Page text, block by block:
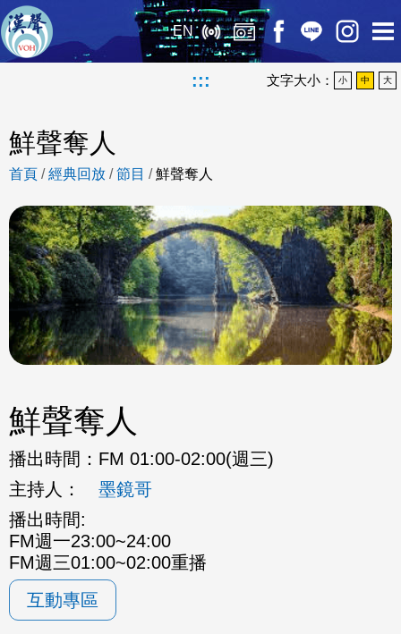
EN
::: 文字大小： 小 中 大
鮮聲奪人
首頁 /經典回放 /節目 /鮮聲奪人
鮮聲奪人
播出時間： FM 01:00-02:00(週三)
主持人：
墨鏡哥
播出時間:
FM週一23:00~24:00
FM週三01:00~02:00重播
互動專區